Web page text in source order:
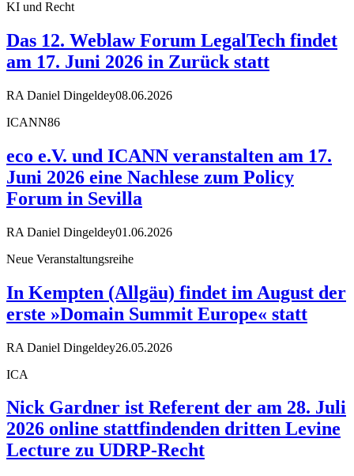
KI und Recht
Das 12. Weblaw Forum LegalTech findet
am 17. Juni 2026 in Zurück statt
RA Daniel Dingeldey08.06.2026
ICANN86
eco e.V. und ICANN veranstalten am 17.
Juni 2026 eine Nachlese zum Policy
Forum in Sevilla
RA Daniel Dingeldey01.06.2026
Neue Veranstaltungsreihe
In Kempten (Allgäu) findet im August der
erste »Domain Summit Europe« statt
RA Daniel Dingeldey26.05.2026
ICA
Nick Gardner ist Referent der am 28. Juli
2026 online stattfindenden dritten Levine
Lecture zu UDRP-Recht